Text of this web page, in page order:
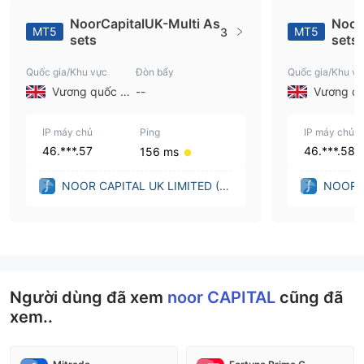
MT5
NoorCapitalUK-Multi As
sets
3
Quốc gia/Khu vực
Vương quốc Anh
Đòn bẩy
--
IP máy chủ
46.***.57
Ping
156 ms
NOOR CAPITAL UK LIMITED (U
MT5
sets
Quốc gia/Khu
IP máy chủ
46.***.58
NOOR
Người dùng đã xem noor CAPITAL cũng đã
xem..